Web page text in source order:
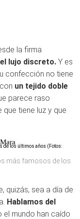
la firma
lujo discreto. Y es
confección no tiene
un tejido doble
parece raso
que tiene luz y que
más famosos de los
quizás, sea a día de
Hablamos del
el mundo han caído